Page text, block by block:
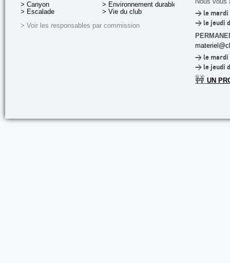
> Canyon
> Escalade
> Environnement durable
> Vie du club
> Voir les responsables par commission
> le mardi
> le jeudi
> le mardi
> le jeudi
🚧 UN